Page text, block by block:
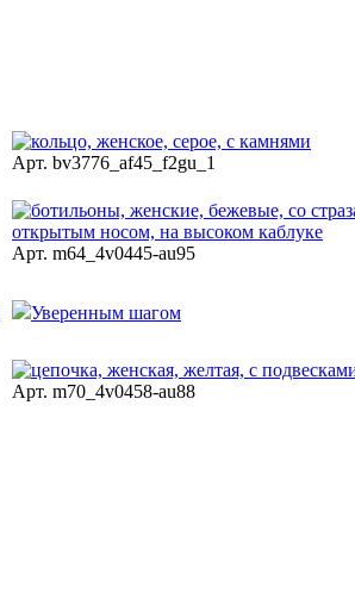
Арт. bv3776_af45_f2gu_1
Арт. m64_4v0445-au95
Уверенным шагом
Арт. m70_4v0458-au88